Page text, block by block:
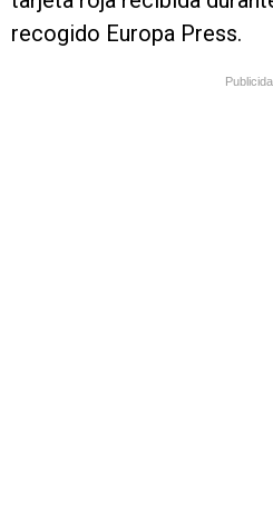
recogido Europa Press.